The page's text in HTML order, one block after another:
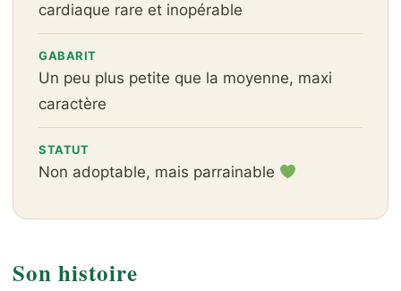
cardiaque rare et inopérable
GABARIT
Un peu plus petite que la moyenne, maxi
caractère
STATUT
Non adoptable, mais parrainable
Son histoire